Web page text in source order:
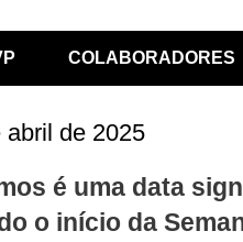
COLABORADORES
abril de 2025
é uma data
o início da